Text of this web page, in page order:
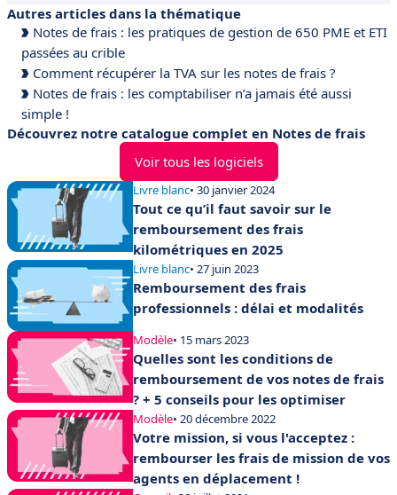
Autres articles dans la thématique
Notes de frais : les pratiques de gestion de 650 PME et ETI
passées au crible
Comment récupérer la TVA sur les notes de frais ?
Notes de frais : les comptabiliser n’a jamais été aussi
simple !
Découvrez notre catalogue complet en Notes de frais
Voir tous les logiciels
Livre blanc• 30 janvier 2024
Tout ce qu’il faut savoir sur le
remboursement des frais
kilométriques en 2025
Livre blanc• 27 juin 2023
Remboursement des frais
professionnels : délai et modalités
Modèle• 15 mars 2023
Quelles sont les conditions de
remboursement de vos notes de frais
? + 5 conseils pour les optimiser
Modèle• 20 décembre 2022
Votre mission, si vous l'acceptez :
rembourser les frais de mission de vos
agents en déplacement !